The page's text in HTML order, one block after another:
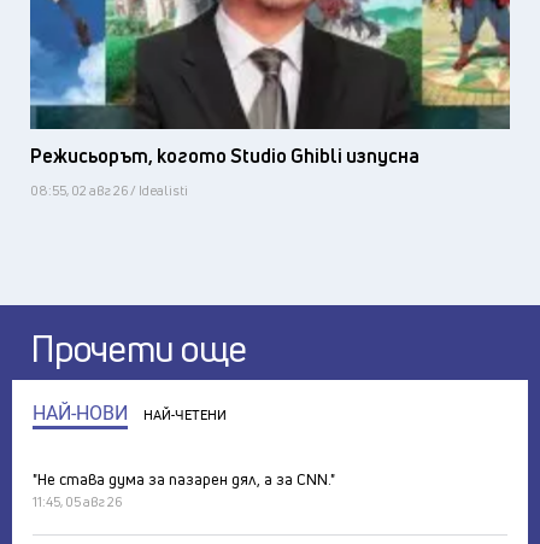
Режисьорът, когото Studio Ghibli изпусна
08:55, 02 авг 26 / Idealisti
Прочети още
НАЙ-НОВИ НАЙ-ЧЕТЕНИ
"Не става дума за пазарен дял, а за CNN."
11:45, 05 авг 26